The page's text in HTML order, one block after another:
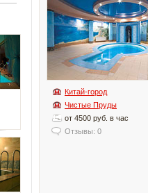
Китай-город
Чистые Пруды
от 4500 руб. в час
Отзывы: 0